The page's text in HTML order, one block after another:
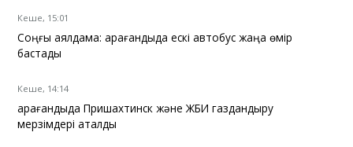
Кеше, 15:01
Соңғы аялдама: Қарағандыда ескі автобус жаңа өмір
бастады
Кеше, 14:14
Қарағандыда Пришахтинск және ЖБИ газдандыру
мерзімдері аталды